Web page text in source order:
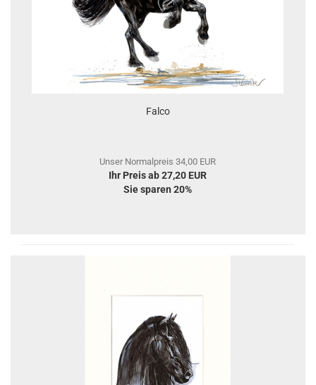
Falco
Unser Normalpreis 34,00 EUR
Ihr Preis ab 27,20 EUR
Sie sparen 20%